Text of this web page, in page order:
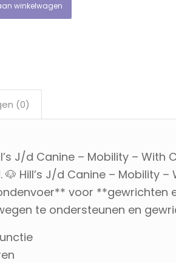
winkelwagen
(0)
J/d Canine – Mobility – With
Hill’s J/d Canine – Mobility –
voor **gewrichten
te ondersteunen en